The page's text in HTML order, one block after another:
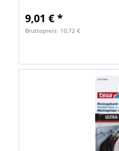
9,01 € *
Bruttopreis: 10,72 €